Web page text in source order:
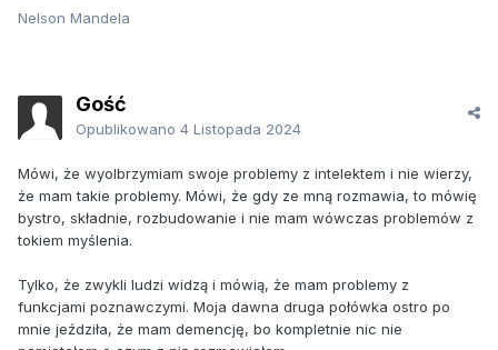
Nelson Mandela
Gość
Opublikowano 4 Listopada 2024
Mówi, że wyolbrzymiam swoje problemy z intelektem i nie wierzy,
że mam takie problemy. Mówi, że gdy ze mną rozmawia, to mówię
bystro, składnie, rozbudowanie i nie mam wówczas problemów z
tokiem myślenia.
Tylko, że zwykli ludzi widzą i mówią, że mam problemy z
funkcjami poznawczymi. Moja dawna druga połówka ostro po
mnie jeździła, że mam demencję, bo kompletnie nic nie